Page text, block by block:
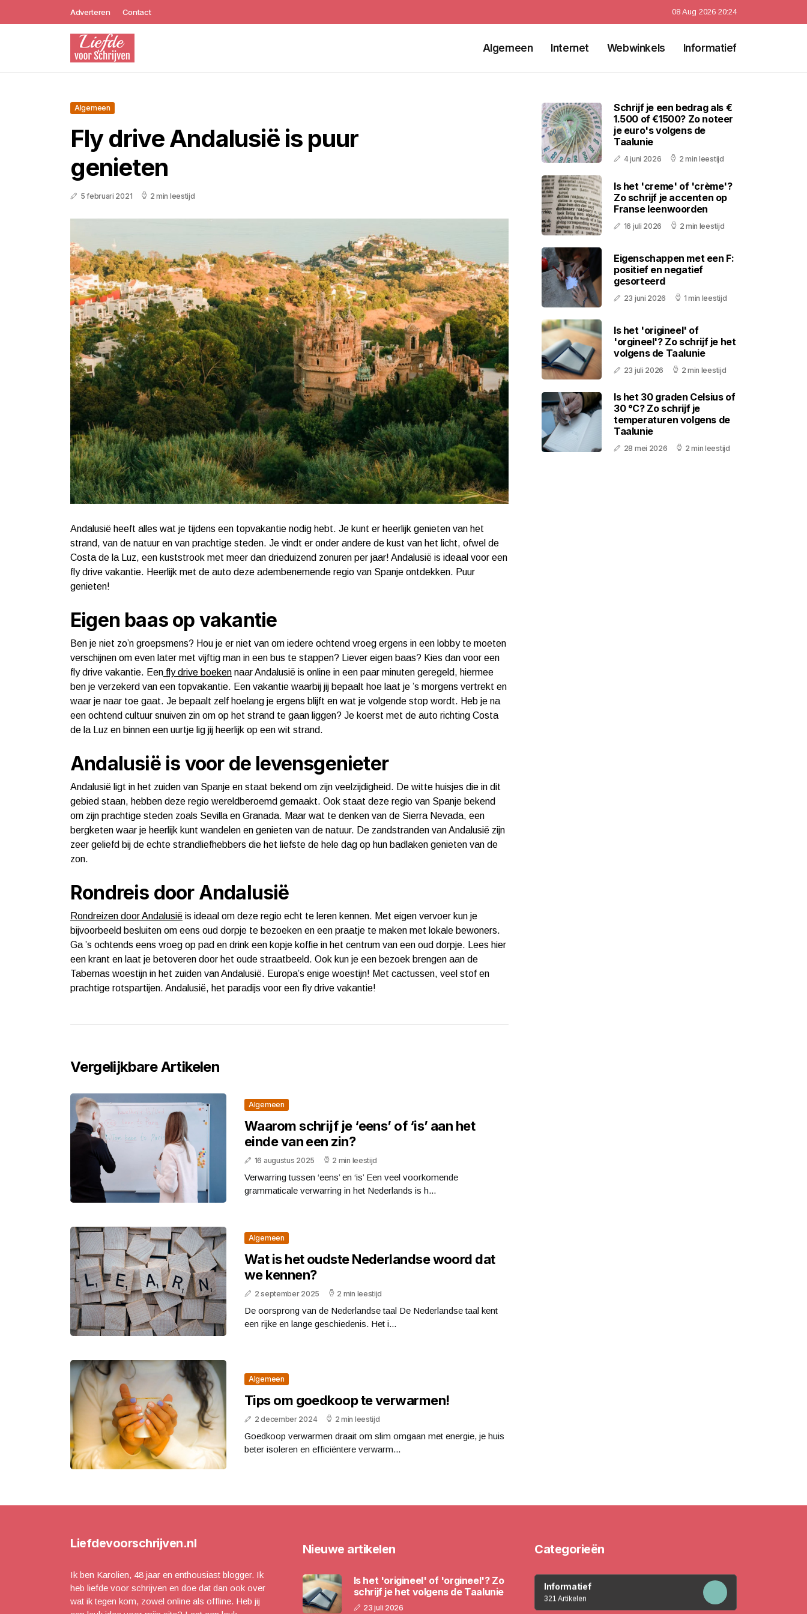
Adverteren Contact 08 Aug 2026 20:24
Algemeen Internet Webwinkels Informatief
Algemeen
Fly drive Andalusië is puur
genieten
5 februari 2021 2 min leestijd
Andalusië heeft alles wat je tijdens een topvakantie nodig hebt. Je kunt er heerlijk genieten van het
strand, van de natuur en van prachtige steden. Je vindt er onder andere de kust van het licht, ofwel de
Costa de la Luz, een kuststrook met meer dan drieduizend zonuren per jaar! Andalusië is ideaal voor een
fly drive vakantie. Heerlijk met de auto deze adembenemende regio van Spanje ontdekken. Puur
genieten!
Eigen baas op vakantie
Ben je niet zo’n groepsmens? Hou je er niet van om iedere ochtend vroeg ergens in een lobby te moeten
verschijnen om even later met vijftig man in een bus te stappen? Liever eigen baas? Kies dan voor een
fly drive vakantie. Een fly drive boeken naar Andalusië is online in een paar minuten geregeld, hiermee
ben je verzekerd van een topvakantie. Een vakantie waarbij jij bepaalt hoe laat je ’s morgens vertrekt en
waar je naar toe gaat. Je bepaalt zelf hoelang je ergens blijft en wat je volgende stop wordt. Heb je na
een ochtend cultuur snuiven zin om op het strand te gaan liggen? Je koerst met de auto richting Costa
de la Luz en binnen een uurtje lig jij heerlijk op een wit strand.
Andalusië is voor de levensgenieter
Andalusië ligt in het zuiden van Spanje en staat bekend om zijn veelzijdigheid. De witte huisjes die in dit
gebied staan, hebben deze regio wereldberoemd gemaakt. Ook staat deze regio van Spanje bekend
om zijn prachtige steden zoals Sevilla en Granada. Maar wat te denken van de Sierra Nevada, een
bergketen waar je heerlijk kunt wandelen en genieten van de natuur. De zandstranden van Andalusië zijn
zeer geliefd bij de echte strandliefhebbers die het liefste de hele dag op hun badlaken genieten van de
zon.
Rondreis door Andalusië
Rondreizen door Andalusië is ideaal om deze regio echt te leren kennen. Met eigen vervoer kun je
bijvoorbeeld besluiten om eens oud dorpje te bezoeken en een praatje te maken met lokale bewoners.
Ga ’s ochtends eens vroeg op pad en drink een kopje koffie in het centrum van een oud dorpje. Lees hier
een krant en laat je betoveren door het oude straatbeeld. Ook kun je een bezoek brengen aan de
Tabernas woestijn in het zuiden van Andalusië. Europa’s enige woestijn! Met cactussen, veel stof en
prachtige rotspartijen. Andalusië, het paradijs voor een fly drive vakantie!
Vergelijkbare Artikelen
Algemeen
Waarom schrijf je ‘eens’ of ‘is’ aan het
einde van een zin?
16 augustus 2025 2 min leestijd
Verwarring tussen ‘eens’ en ‘is’ Een veel voorkomende
grammaticale verwarring in het Nederlands is h...
Algemeen
Wat is het oudste Nederlandse woord dat
we kennen?
2 september 2025 2 min leestijd
De oorsprong van de Nederlandse taal De Nederlandse taal kent
een rijke en lange geschiedenis. Het i...
Algemeen
Tips om goedkoop te verwarmen!
2 december 2024 2 min leestijd
Goedkoop verwarmen draait om slim omgaan met energie, je huis
beter isoleren en efficiëntere verwarm...
Schrijf je een bedrag als €
1.500 of €1500? Zo noteer
je euro's volgens de
Taalunie
4 juni 2026 2 min leestijd
Is het 'creme' of 'crème'?
Zo schrijf je accenten op
Franse leenwoorden
16 juli 2026 2 min leestijd
Eigenschappen met een F:
positief en negatief
gesorteerd
23 juni 2026 1 min leestijd
Is het 'origineel' of
'orgineel'? Zo schrijf je het
volgens de Taalunie
23 juli 2026 2 min leestijd
Is het 30 graden Celsius of
30 °C? Zo schrijf je
temperaturen volgens de
Taalunie
28 mei 2026 2 min leestijd
Liefdevoorschrijven.nl
Ik ben Karolien, 48 jaar en enthousiast blogger. Ik
heb liefde voor schrijven en doe dat dan ook over
wat ik tegen kom, zowel online als offline. Heb jij
Nieuwe artikelen
Is het 'origineel' of 'orgineel'? Zo
schrijf je het volgens de Taalunie
23 juli 2026
Categorieën
Informatief
321 Artikelen